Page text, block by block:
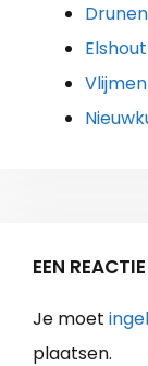
Drunen
Elshout
Vlijmen
EEN
Je moet
plaatsen.